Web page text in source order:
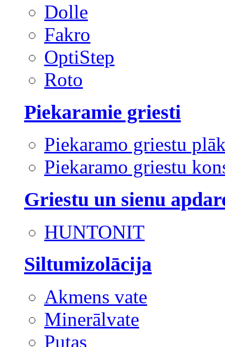
Dolle
Fakro
OptiStep
Roto
Piekaramie griesti
Piekaramo griestu
Piekaramo griestu
Griestu un sienu
HUNTONIT
Siltumizolācija
Akmens vate
Minerālvate
Putas